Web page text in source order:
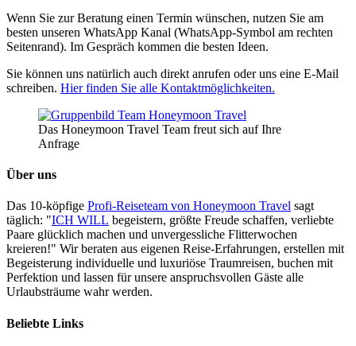
Wenn Sie zur Beratung einen Termin wünschen, nutzen Sie am
besten unseren WhatsApp Kanal (WhatsApp-Symbol am rechten
Seitenrand). Im Gespräch kommen die besten Ideen.
Sie können uns natürlich auch direkt anrufen oder uns eine E-Mail
schreiben. Hier finden Sie alle Kontaktmöglichkeiten.
Das Honeymoon Travel Team freut sich auf Ihre
Anfrage
Über uns
Das 10-köpfige Profi-Reiseteam von Honeymoon Travel sagt
täglich: "ICH WILL begeistern, größte Freude schaffen, verliebte
Paare glücklich machen und unvergessliche Flitterwochen
kreieren!" Wir beraten aus eigenen Reise-Erfahrungen, erstellen mit
Begeisterung individuelle und luxuriöse Traumreisen, buchen mit
Perfektion und lassen für unsere anspruchsvollen Gäste alle
Urlaubsträume wahr werden.
Beliebte Links